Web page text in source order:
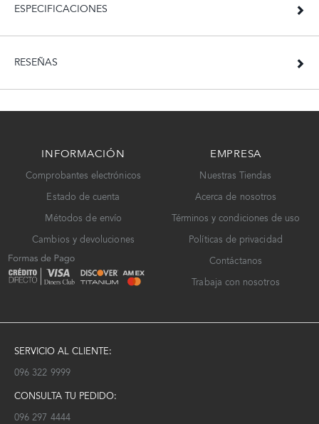
ESPECIFICACIONES
RESEÑAS
INFORMACIÓN
Comprobantes electrónicos
Estado de cuenta
Métodos de envío
Cambios y devoluciones
EMPRESA
Nuestras Tiendas
Acerca de nosotros
Términos y condiciones de uso
Políticas de privacidad
Contáctanos
Trabaja con nosotros
SERVICIO AL CLIENTE:
096 322 9999
CONSULTA TU PEDIDO:
096 297 4444